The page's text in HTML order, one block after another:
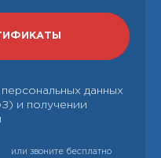
данных
и получении
или звоните бесплатно